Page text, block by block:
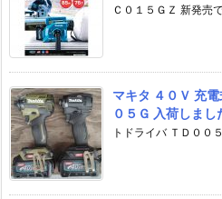
Ｃ０１５ＧＺ 新発売
マキタ ４０Ｖ 充
０５Ｇ 入荷しまし
トドライバ ＴＤ００